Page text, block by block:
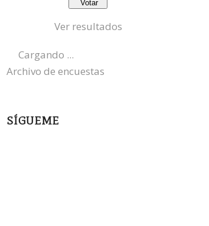
Ver resultados
Cargando ...
Archivo de encuestas
SÍGUEME